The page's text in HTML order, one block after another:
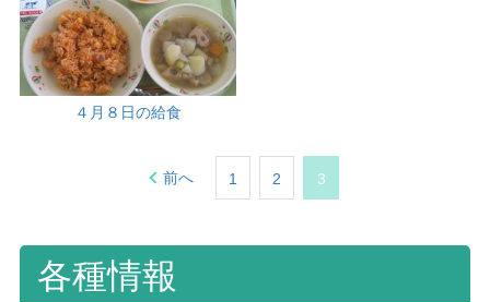
４月８日の給食
前へ 1 2 3
各種情報